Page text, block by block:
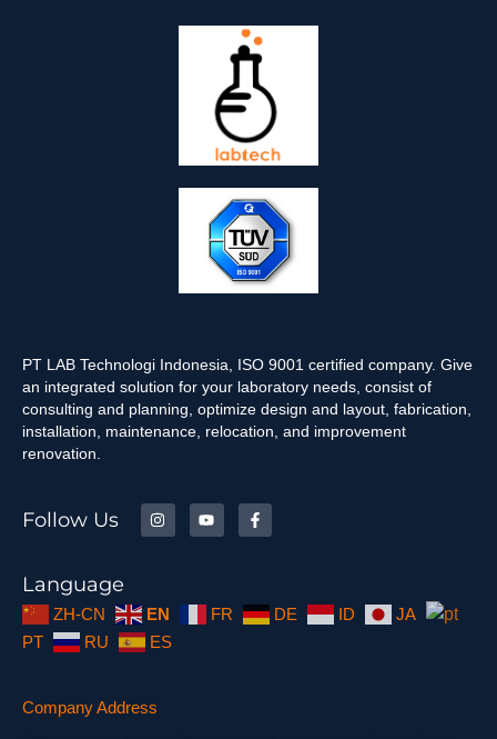
PT LAB Technologi Indonesia, ISO 9001 certified company. Give
an integrated solution for your laboratory needs, consist of
consulting and planning, optimize design and layout, fabrication,
installation, maintenance, relocation, and improvement
renovation.
Follow Us
Language
ZH-CN EN FR DE ID
JA
PT
RU ES
Company Address